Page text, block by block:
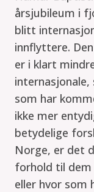
årsjubileum i
blitt
innflyttere.
er i klart
som har
ikke mer
betydelige
Norge, er det
forhold til dem
eller hvor som